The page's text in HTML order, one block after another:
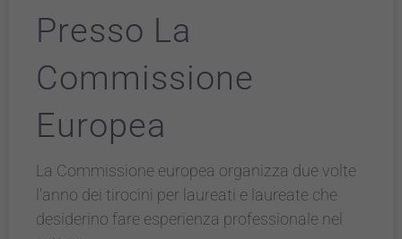
Presso La
Commissione
Europea
La Commissione europea organizza due volte
l’anno dei tirocini per laureati e laureate che
desiderino fare esperienza professionale nel
Tecnici
Questi cookie
possono
essere
Questi cookie